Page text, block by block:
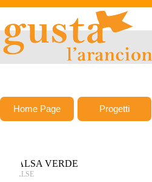
Home Page Progetti
SALSA VERDE
SALSE